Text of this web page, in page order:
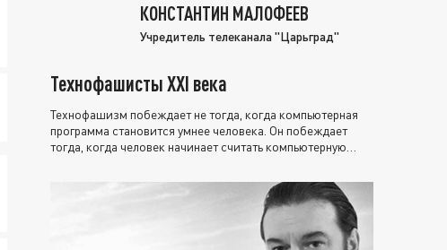
КОНСТАНТИН МАЛОФЕЕВ
Учредитель телеканала "Царьград"
Технофашисты XXI века
Технофашизм побеждает не тогда, когда компьютерная
программа становится умнее человека. Он побеждает
тогда, когда человек начинает считать компьютерную